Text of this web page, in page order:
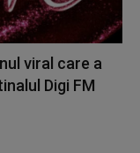
viral care a
Digi FM